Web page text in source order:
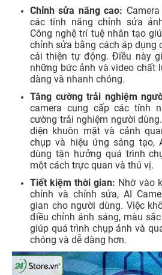
Chỉnh sửa nâng cao:
các tính năng chỉnh sửa
Công nghệ trí tuệ nhân tạo
chỉnh sửa bằng cách áp dụng
cải thiện tự động. Điều này
những bức ảnh và video chất
dàng và nhanh chóng.
Tăng cường trải nghiệm
camera cung cấp các tính
cường trải nghiệm người
diện khuôn mặt và cảnh
chụp và hiệu ứng sáng tạo,
dùng tận hưởng quá trình
một cách trực quan và thú vị.
Tiết kiệm thời gian: Nhờ vào
chỉnh và chỉnh sửa, AI
gian cho người dùng. Việc
điều chỉnh ánh sáng, màu
giúp quá trình chụp ảnh và
chóng và dễ dàng hơn.